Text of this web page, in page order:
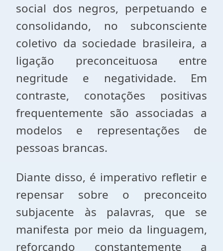
social dos negros, perpetuando e
consolidando, no subconsciente
coletivo da sociedade brasileira, a
ligação preconceituosa entre
negritude e negatividade. Em
contraste, conotações positivas
frequentemente são associadas a
modelos e representações de
pessoas brancas.
Diante disso, é imperativo refletir e
repensar sobre o preconceito
subjacente às palavras, que se
manifesta por meio da linguagem,
reforçando constantemente a